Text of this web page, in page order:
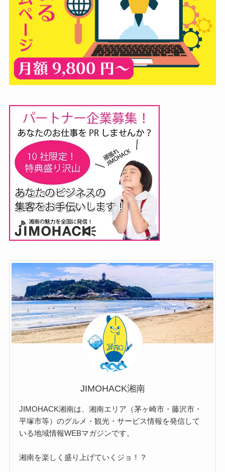
JIMOHACK湘南
JIMOHACK湘南は、湘南エリア（茅ヶ崎市・藤沢市・
平塚市等）のグルメ・観光・サービス情報を発信して
いる地域情報WEBマガジンです。
湘南を楽しく盛り上げていくジョ！？